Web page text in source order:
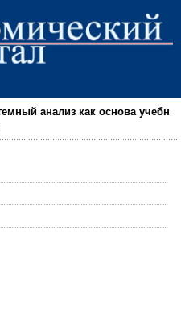
анализ как основа учебн